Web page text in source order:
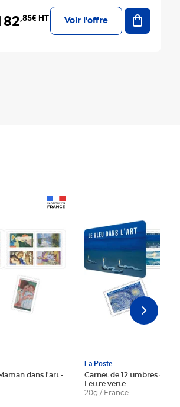
,85€ HT Voir l'offre
Ajouter
dans l'art -
La Poste
Carnet de 12 timbres - Le
Lettre verte
20g / France